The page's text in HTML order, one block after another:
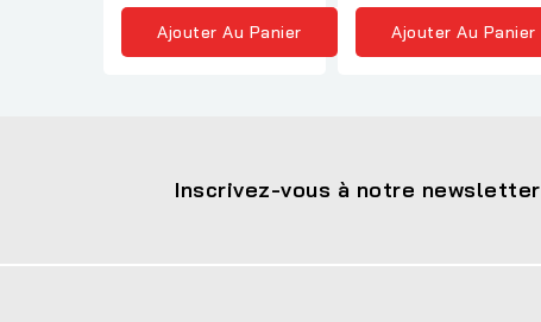
Ajouter Au Panier Ajouter Au Panier
Inscrivez-vous à notre newsletter